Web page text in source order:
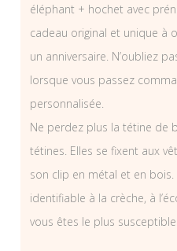
éléphant + hochet avec
cadeau original et unique à
un anniversaire. N’oubliez
lorsque vous passez
personnalisée.
Ne perdez plus la tétine de
tétines. Elles se fixent aux
son clip en métal et en
identifiable à la crèche, à
vous êtes le plus susceptible